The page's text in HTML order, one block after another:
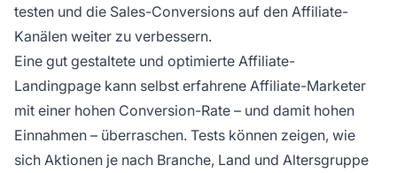
testen und die Sales-Conversions auf den Affiliate-
Kanälen weiter zu verbessern.
Eine gut gestaltete und optimierte Affiliate-
Landingpage kann selbst erfahrene Affiliate-Marketer
mit einer hohen Conversion-Rate – und damit hohen
Einnahmen – überraschen. Tests können zeigen, wie
sich Aktionen je nach Branche, Land und Altersgruppe